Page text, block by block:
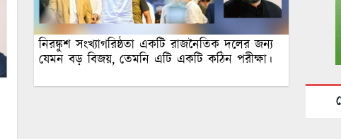
নিরঙ্কুশ সংখ্যাগরিষ্ঠতা একটি রাজনৈতিক দলের জন্য
যেমন বড় বিজয়, তেমনি এটি একটি কঠিন পরীক্ষা।